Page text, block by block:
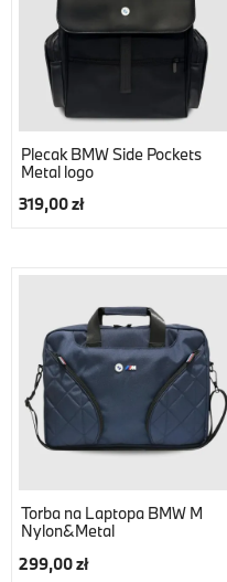
Plecak BMW Side Pockets
Metal logo
319,00 zł
Torba na Laptopa BMW M
Nylon&Metal
299,00 zł